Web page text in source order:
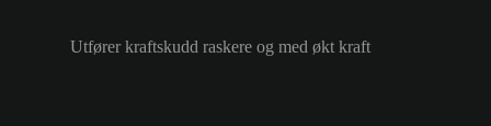
Utfører kraftskudd raskere og med økt kraft